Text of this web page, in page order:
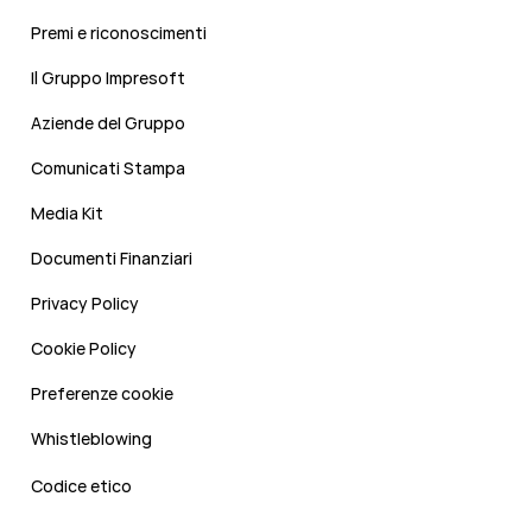
Premi e riconoscimenti
Il Gruppo Impresoft
Aziende del Gruppo
Comunicati Stampa
Media Kit
Documenti Finanziari
Privacy Policy
Cookie Policy
Preferenze cookie
Whistleblowing
Codice etico